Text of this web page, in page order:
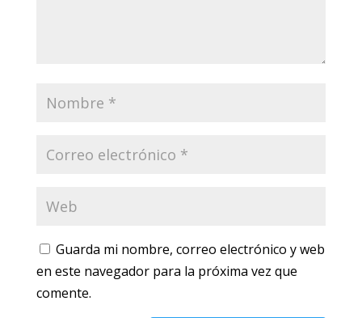
Guarda mi nombre, correo electrónico y web
en este navegador para la próxima vez que
comente.